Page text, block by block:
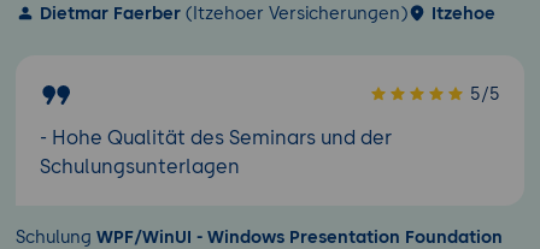
Dietmar Faerber (Itzehoer Versicherungen) Itzehoe
5/5
- Hohe Qualität des Seminars und der
Schulungsunterlagen
Schulung WPF/WinUI - Windows Presentation Foundation